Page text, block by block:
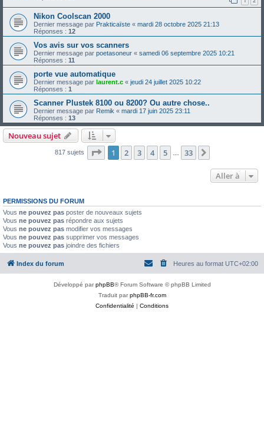
Nikon Coolscan 2000
Dernier message par Prakticaïste « mardi 28 octobre 2025 21:13
Réponses : 12
Vos avis sur vos scanners
Dernier message par poetasoneur « samedi 06 septembre 2025 10:21
Réponses : 11
porte vue automatique
Dernier message par laurent.c « jeudi 24 juillet 2025 10:22
Réponses : 1
Scanner Plustek 8100 ou 8200? Ou autre chose..
Dernier message par Remik « mardi 17 juin 2025 23:11
Réponses : 13
Nouveau sujet
817 sujets Page 1sur33
1 2 3 4 5 … 33
Aller à
PERMISSIONS DU FORUM
Vous ne pouvez pas poster de nouveaux sujets
Vous ne pouvez pas répondre aux sujets
Vous ne pouvez pas modifier vos messages
Vous ne pouvez pas supprimer vos messages
Vous ne pouvez pas joindre des fichiers
Index du forum Heures au format UTC+02:00
Développé parphpBB® Forum Software © phpBB Limited
Traduit parphpBB-fr.com
Confidentialité | Conditions